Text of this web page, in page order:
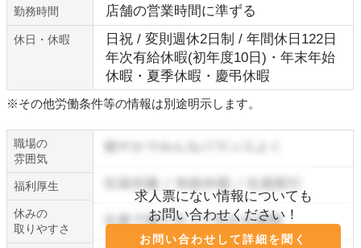
勤務時間 店舗の営業時間に準ずる
休日・休暇
日祝 / 変則週休2日制 / 年間休日122日
年次有給休暇(初年度10日)・年末年始
休暇・夏季休暇・慶弔休暇
※その他労働条件等の情報は別途明示します。
職場の
雰囲気
求人票にない情報についても
お問い合わせください！
お問い合わせして詳細を聞く
福利厚生
休みの
取りやすさ